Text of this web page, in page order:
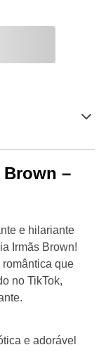
Brown –
e hilariante
Irmãs Brown!
que
no TikTok,
e adorável